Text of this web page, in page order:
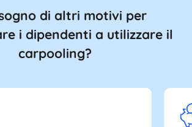
di altri motivi per
i dipendenti a utilizzare il
carpooling?